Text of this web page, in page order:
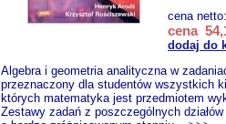
cena
cena
dodaj do
Algebra i geometria analityczna w
przeznaczony dla studentów wszystkich
których matematyka jest przedmiotem
Zestawy zadań z poszczególnych